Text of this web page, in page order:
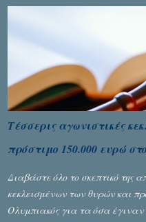
Τέσσερις αγωνιστικές
πρόστιμο 150.000 ευρώ
Διαβάστε όλο το σκεπτικό της
κεκλεισμένων των θυρών και
Ολυμπιακός για τα όσα έγιναν